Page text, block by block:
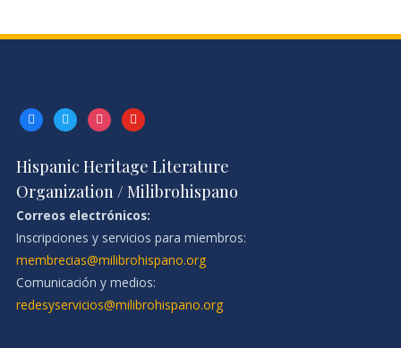
facebooktwitterinstagramyoutube
Hispanic Heritage Literature
Organization / Milibrohispano
Correos electrónicos:
Inscripciones y servicios para miembros:
membrecias@milibrohispano.org
Comunicación y medios:
redesyservicios@milibrohispano.org